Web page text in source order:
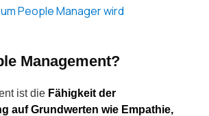
People Manager wird
Management?
ist die Fähigkeit der
auf Grundwerten wie Empathie,